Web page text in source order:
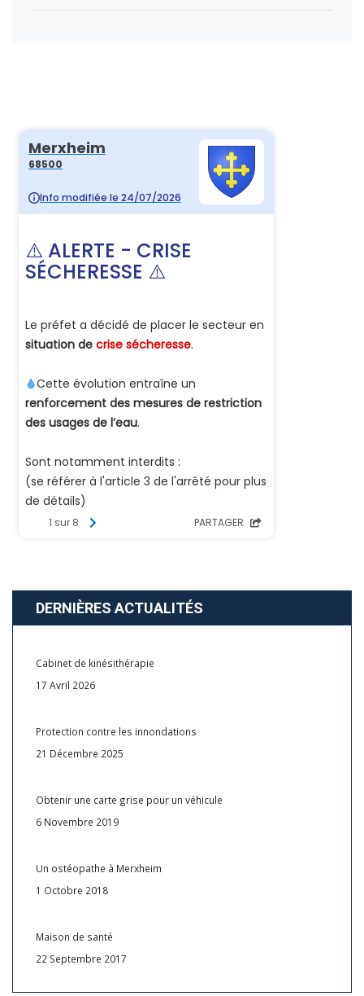
DERNIÈRES ACTUALITÉS
Cabinet de kinésithérapie
17 Avril 2026
Protection contre les innondations
21 Décembre 2025
Obtenir une carte grise pour un véhicule
6 Novembre 2019
Un ostéopathe à Merxheim
1 Octobre 2018
Maison de santé
22 Septembre 2017